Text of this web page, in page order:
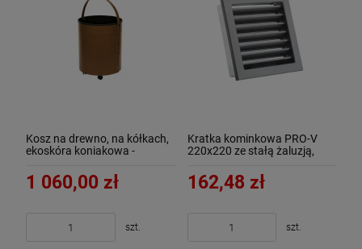
Kosz na drewno, na kółkach,
ekoskóra koniakowa -
1 060,00 zł
szt.
Kratka kominkowa PRO-V
220x220 ze stałą żaluzją,
162,48 zł
szt.